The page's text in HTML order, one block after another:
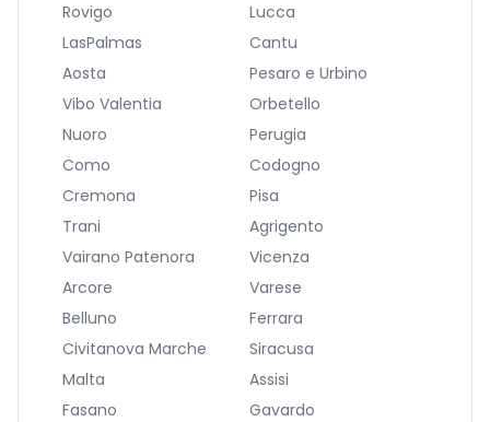
Rovigo
Lucca
LasPalmas
Cantu
Aosta
Pesaro e Urbino
Vibo Valentia
Orbetello
Nuoro
Perugia
Como
Codogno
Cremona
Pisa
Trani
Agrigento
Vairano Patenora
Vicenza
Arcore
Varese
Belluno
Ferrara
Civitanova Marche
Siracusa
Malta
Assisi
Fasano
Gavardo